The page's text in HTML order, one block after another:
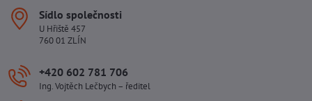
Sídlo společnosti
U Hřiště 457
760 01 ZLÍN
+420 602 781 706
Ing. Vojtěch Lečbych – ředitel